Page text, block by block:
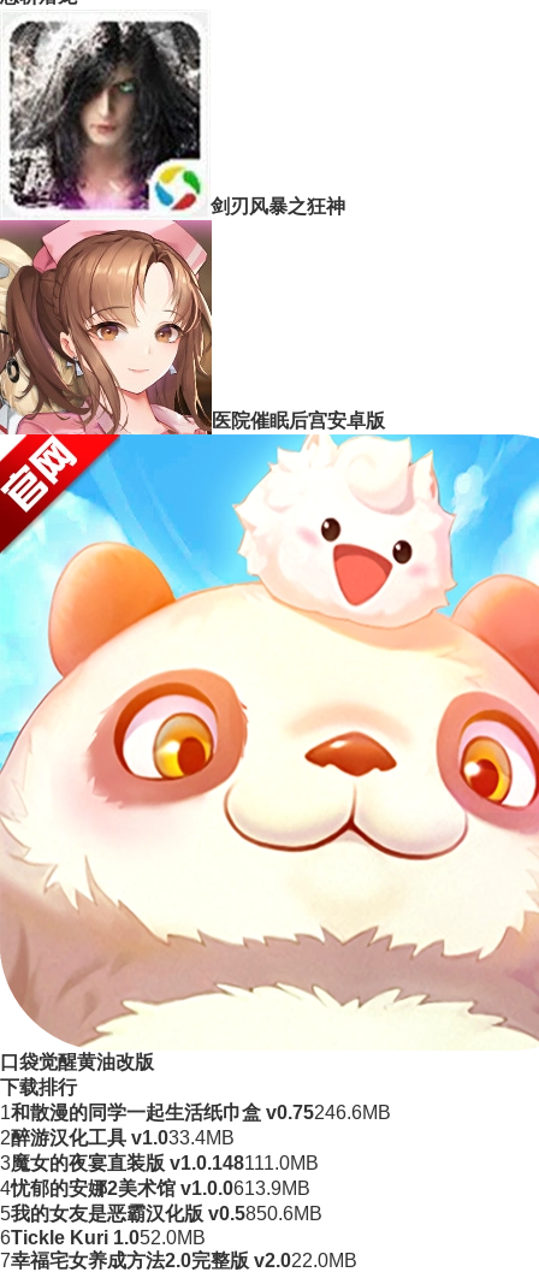
剑刃风暴之狂神
医院催眠后宫安卓版
口袋觉醒黄油改版
下载排行
1和散漫的同学一起生活纸巾盒 v0.75246.6MB
2醉游汉化工具 v1.033.4MB
3魔女的夜宴直装版 v1.0.148111.0MB
4忧郁的安娜2美术馆 v1.0.0613.9MB
5我的女友是恶霸汉化版 v0.5850.6MB
6Tickle Kuri 1.052.0MB
7幸福宅女养成方法2.0完整版 v2.022.0MB